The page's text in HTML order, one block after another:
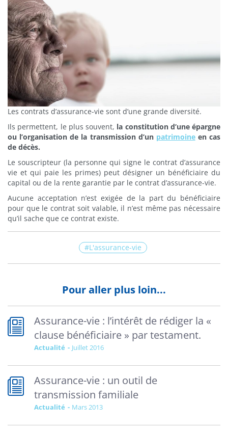
Les contrats d’assurance-vie sont d’une grande diversité.
Ils permettent, le plus souvent, la constitution d’une épargne
ou l’organisation de la transmission d’un patrimoineen cas
de décès.
Le souscripteur (la personne qui signe le contrat d’assurance
vie et qui paie les primes) peut désigner un bénéficiaire du
capital ou de la rente garantie par le contrat d’assurance-vie.
Aucune acceptation n’est exigée de la part du bénéficiaire
pour que le contrat soit valable, il n’est même pas nécessaire
qu’il sache que ce contrat existe.
L'assurance-vie
Pour aller plus loin...
Assurance-vie : l’intérêt de rédiger la «
clause bénéficiaire » par testament.
Actualité juillet 2016
Assurance-vie : un outil de
transmission familiale
Actualité mars 2013